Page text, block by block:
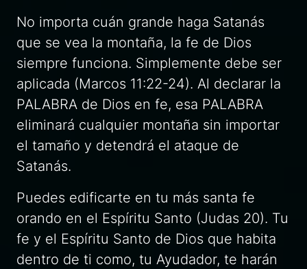
No importa cuán grande haga Satanás
que se vea la montaña, la fe de Dios
siempre funciona. Simplemente debe ser
aplicada (Marcos 11:22-24). Al declarar la
PALABRA de Dios en fe, esa PALABRA
eliminará cualquier montaña sin importar
el tamaño y detendrá el ataque de
Satanás.
Puedes edificarte en tu más santa fe
orando en el Espíritu Santo (Judas 20). Tu
fe y el Espíritu Santo de Dios que habita
dentro de ti como, tu Ayudador, te harán